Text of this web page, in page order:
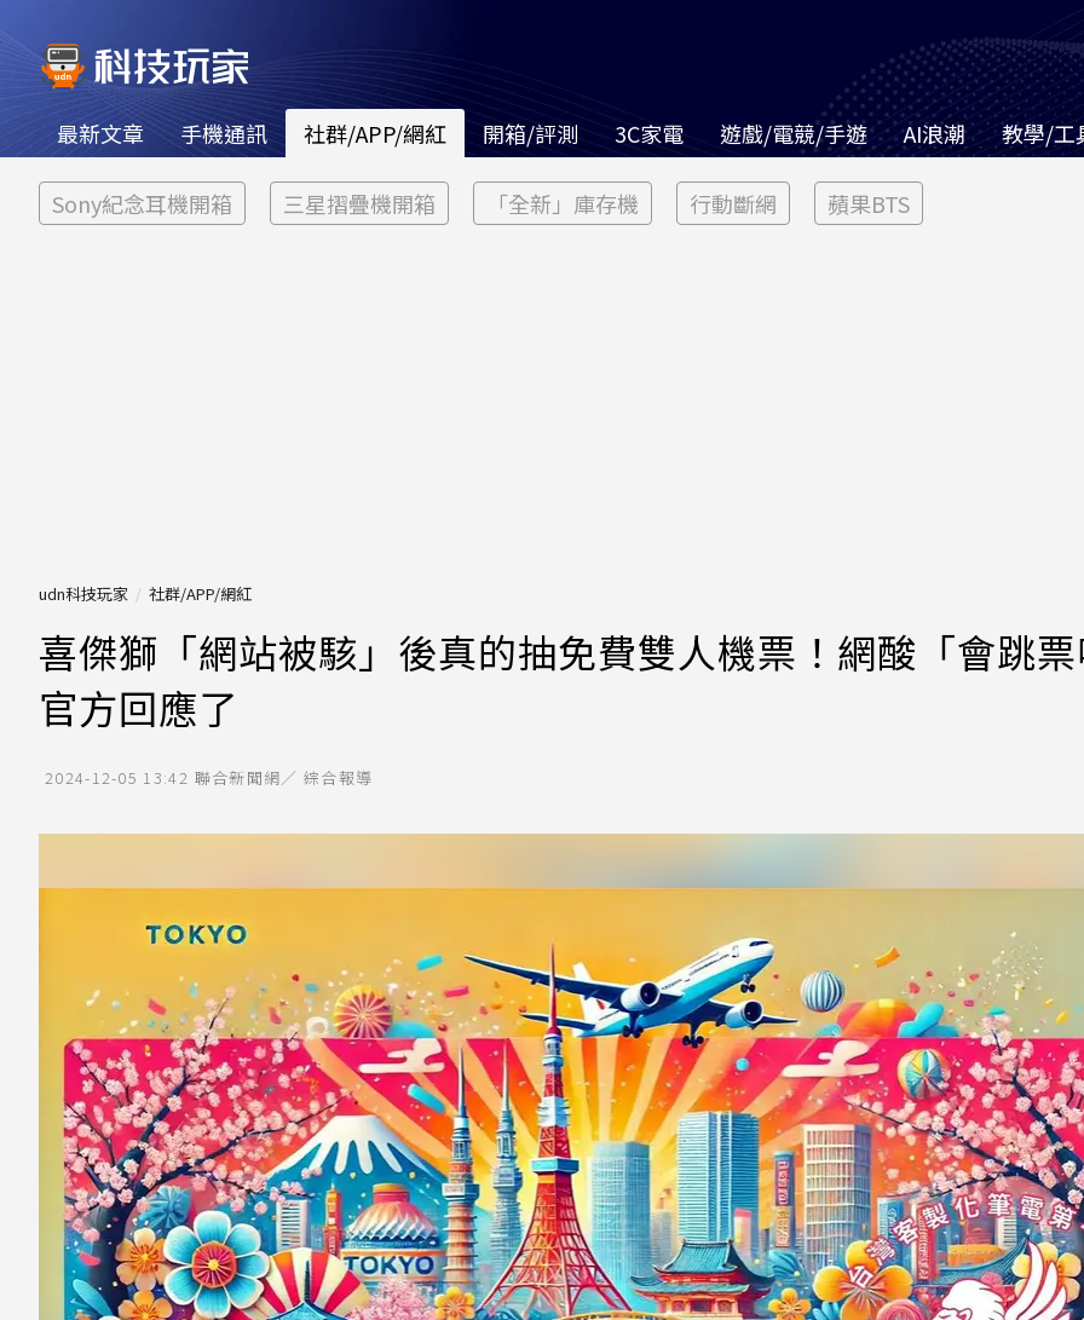
最新文章 手機通訊 社群/APP/網紅 開箱/評測 3C家電 遊戲/電競/手遊 AI浪潮 教學/工
Sony紀念耳機開箱 三星摺疊機開箱 「全新」庫存機 行動斷網 蘋果BTS
udn科技玩家 社群/APP/網紅
喜傑獅「網站被駭」後真的抽免費雙人機票！網酸「會跳
官方回應了
2024-12-05 13:42 聯合新聞網／ 綜合報導